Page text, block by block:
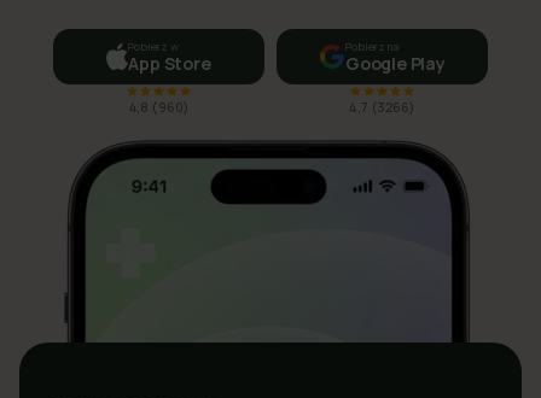
Pobierz w
App Store
4,8 ( 960)
Pobierz na
Google Play
4,7 (3266)